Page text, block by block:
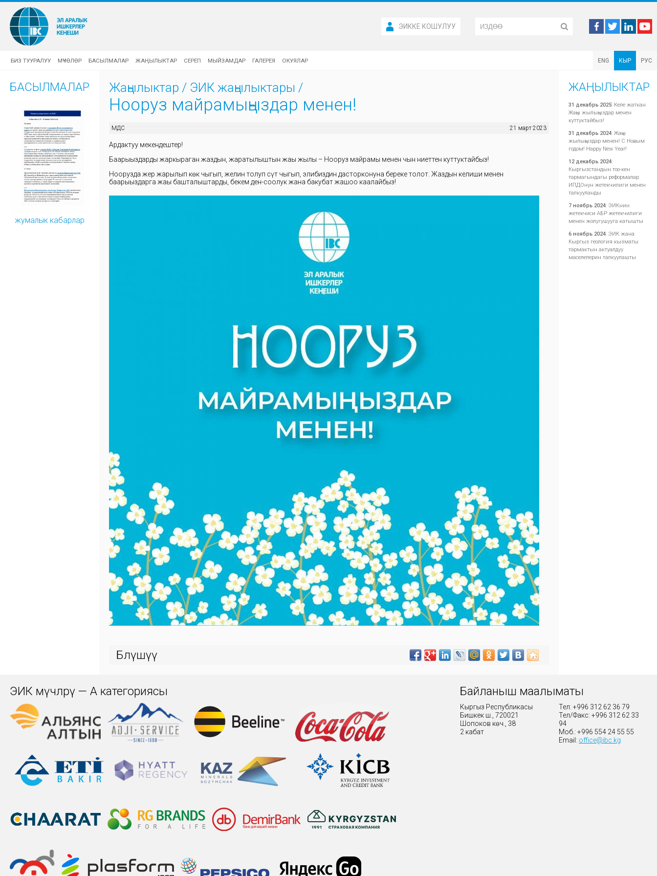
БИЗ ТУУРАЛУУ МҮЧӨЛӨР БАСЫЛМАЛАР ЖАҢЫЛЫКТАР СЕРЕП МЫЙЗАМДАР ГАЛЕРЕЯ ОКУЯЛАР ENG КЫР РУС
ЭИККЕ КОШУЛУУ
БАСЫЛМАЛАР
жумалык кабарлар
Жаңылыктар / ЭИК жаңылыктары /
Нооруз майрамыңыздар менен!
МДС 21 март 2023
Ардактуу мекендештер!
Баарыңыздарды жаркыраган жаздын, жаратылыштын жаңы жылы – Нооруз майрамы менен чын ниеттен куттуктайбыз!
Ноорузда жер жарылып көк чыгып, желин толуп сүт чыгып, элибиздин дасторконуна береке толот. Жаздын келиши менен
баарыңыздарга жаңы башталыштарды, бекем ден-соолук жана бакубат жашоо каалайбыз!
Бөлүшүү
ЖАҢЫЛЫКТАР
31 декабрь 2025: Келе жаткан
Жаңы жылыңыздар менен
куттуктайбыз!
31 декабрь 2024: Жаңы
жылыңыздар менен! С Новым
годом! Happy New Year!
12 декабрь 2024:
Кыргызстандын тоо-кен
тармагындагы реформалар
ИПДОнун жетекчилиги менен
талкууланды
7 ноябрь 2024: ЭИКнин
жетекчиси АБР жетекчилиги
менен жолугушууга катышты
6 ноябрь 2024: ЭИК жана
Кыргыз геология кызматы
тармактын актуалдуу
маселелерин талкуулашты
ЭИК мүчөлөрү — А категориясы Байланыш маалыматы
Кыргыз Республикасы
Бишкек ш., 720021
Шопоков көч., 38
2 кабат
Тел: +996 312 62 36 79
Тел/Факс: +996 312 62 33
94
Моб.: +996 554 24 55 55
Email: office@ibc.kg